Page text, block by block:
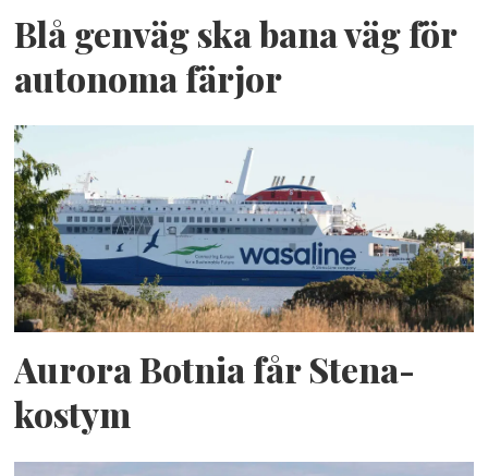
Blå genväg ska bana väg för
autonoma färjor
Aurora Botnia får Stena-
kostym